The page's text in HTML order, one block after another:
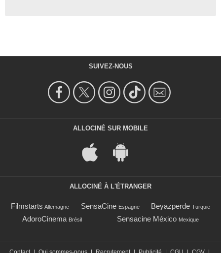
SUIVEZ-NOUS
ALLOCINÉ SUR MOBILE
ALLOCINÉ À L'ÉTRANGER
Filmstarts Allemagne SensaCine Espagne Beyazperde Turquie
AdoroCinema Brésil Sensacine México Mexique